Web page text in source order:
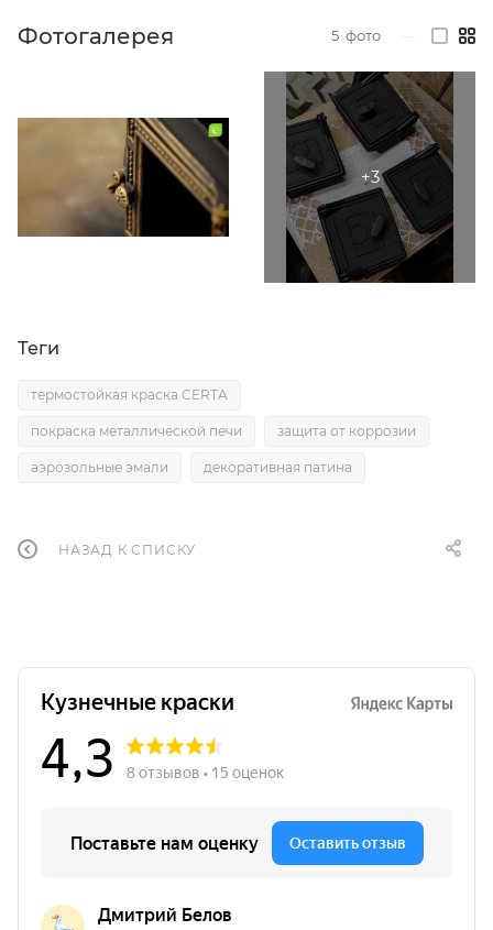
Фотогалерея 5 фото
Теги
термостойкая краска CERTA
покраска металлической печи защита от коррозии
аэрозольные эмали декоративная патина
НАЗАД К СПИСКУ